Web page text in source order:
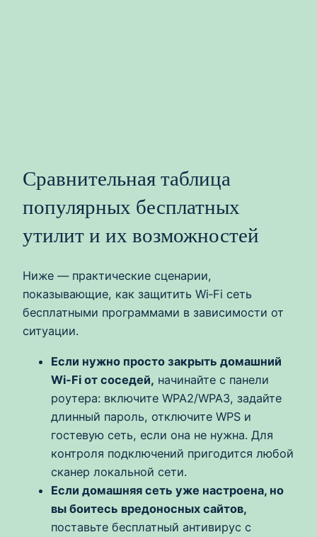
Сравнительная таблица
популярных бесплатных
утилит и их возможностей
Ниже — практические сценарии,
показывающие, как защитить Wi‑Fi сеть
бесплатными программами в зависимости от
ситуации.
Если нужно просто закрыть домашний
Wi‑Fi от соседей, начинайте с панели
роутера: включите WPA2/WPA3, задайте
длинный пароль, отключите WPS и
гостевую сеть, если она не нужна. Для
контроля подключений пригодится любой
сканер локальной сети.
Если домашняя сеть уже настроена, но
вы боитесь вредоносных сайтов,
поставьте бесплатный антивирус с